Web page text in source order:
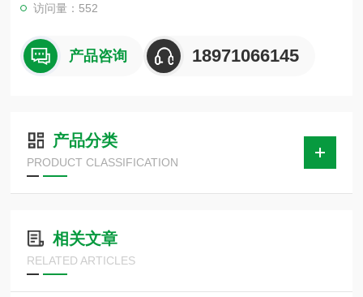
访问量：552
产品咨询 18971066145
产品分类
PRODUCT CLASSIFICATION
相关文章
RELATED ARTICLES